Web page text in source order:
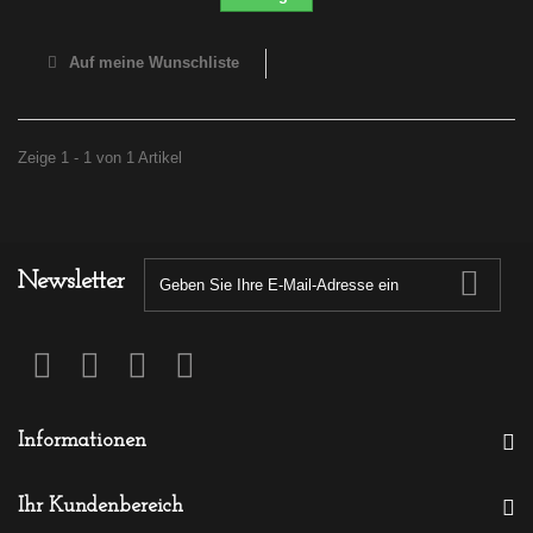
Auf meine Wunschliste
Zeige 1 - 1 von 1 Artikel
Newsletter
Informationen
Ihr Kundenbereich